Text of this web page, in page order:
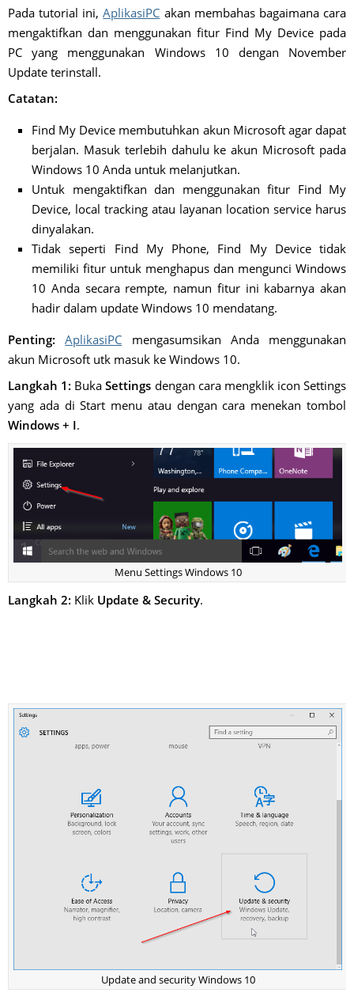
Pada tutorial ini,AplikasiPC akan membahas bagaimana cara
mengaktifkan dan menggunakan fitur Find My Device pada
PC yang menggunakan Windows 10 dengan November
Update terinstall.
Catatan:
Find My Device membutuhkan akun Microsoft agar dapat
berjalan. Masuk terlebih dahulu ke akun Microsoft pada
Windows 10 Anda untuk melanjutkan.
Untuk mengaktifkan dan menggunakan fitur Find My
Device, local tracking atau layanan location service harus
dinyalakan.
Tidak seperti Find My Phone, Find My Device tidak
memiliki fitur untuk menghapus dan mengunci Windows
10 Anda secara rempte, namun fitur ini kabarnya akan
hadir dalam update Windows 10 mendatang.
Penting:
AplikasiPC mengasumsikan Anda menggunakan
akun Microsoft utk masuk ke Windows 10.
Langkah 1: BukaSettings dengan cara mengklik icon Settings
yang ada di Start menu atau dengan cara menekan tombol
Windows + I.
Menu Settings Windows 10
Langkah 2: Klik Update & Security.
Update and security Windows 10